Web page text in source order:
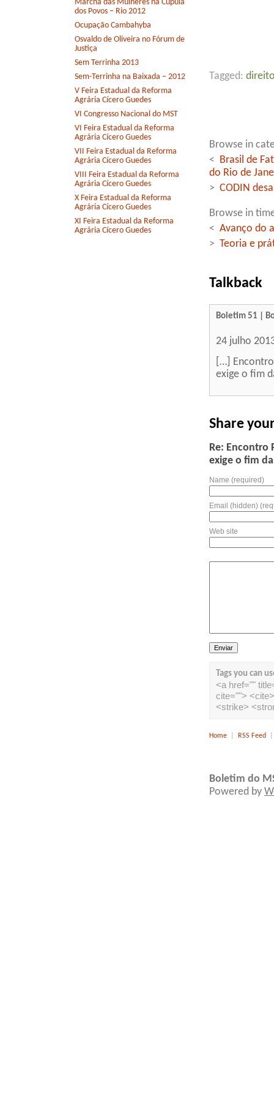
Marcha das Mulheres na Cúpula
dos Povos – Rio 2012
Ocupação Cambahyba
Osvaldo de Oliveira no Fórum de
Justiça
Sem Terrinha 2013
Sem-Terrinha na Baixada – 2012
V Feira Estadual da Reforma
Agrária Cícero Guedes
VI Congresso Nacional do MST
VI Feira Estadual da Reforma
Agrária Cícero Guedes
VII Feira Estadual da Reforma
Agrária Cícero Guedes
VIII Feira Estadual da Reforma
Agrária Cícero Guedes
X Feira Estadual da Reforma
Agrária Cícero Guedes
XI Feira Estadual da Reforma
Agrária Cícero Guedes
Tagged:
Browse in
<
Brasil de
do Rio de
> CODIN
Browse in
< Avanço do
> Teoria e
Talkback
Boletim 51 |
24 julho
[…]
exige o fim
Share
Re: Encontro
exige o fim
Name (required)
Email (hidden)
Web site
Tags you can
<a href=""
cite="">
<strike>
Home RSS Feed
Boletim do
Powered by